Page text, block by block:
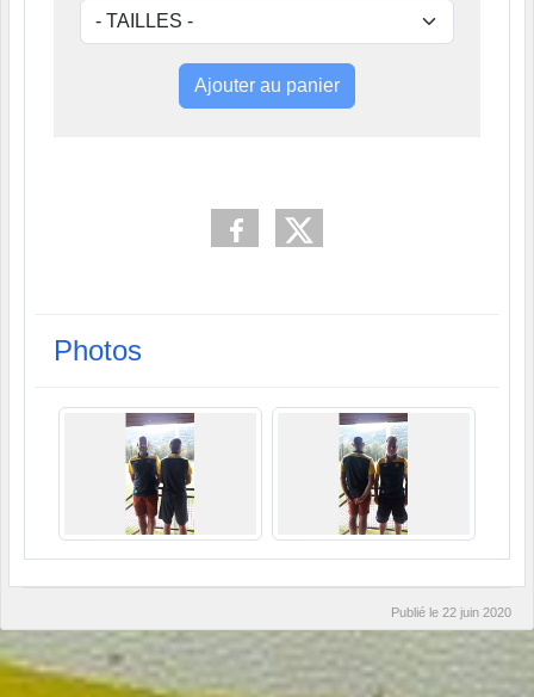
Ajouter au panier
Photos
Publié le 22 juin 2020